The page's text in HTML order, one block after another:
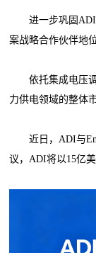
进一步巩固ADI
案战略合作伙伴地
依托集成电压调
力供电领域的整体
近日，ADI与
议，ADI将以15亿